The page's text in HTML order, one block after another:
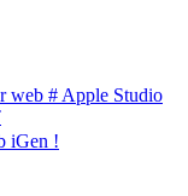
web # Apple Studio
iGen !